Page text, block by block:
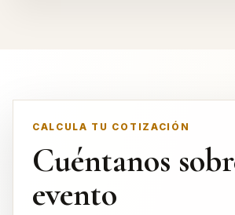
CALCULA TU COTIZACIÓN
Cuéntanos
evento